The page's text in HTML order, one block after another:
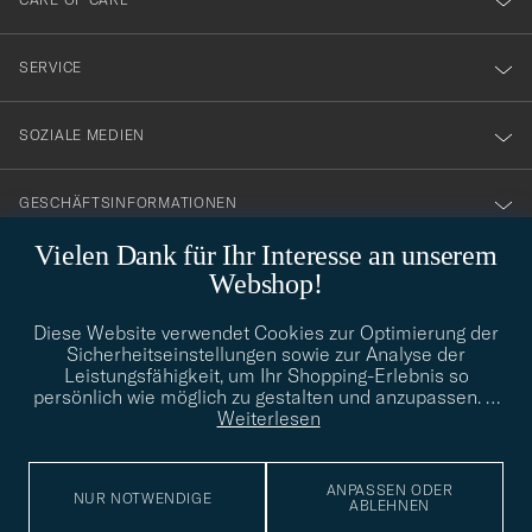
Vielen Dank für Ihr Interesse an unserem
Webshop!
Diese Website verwendet Cookies zur Optimierung der
Sicherheitseinstellungen sowie zur Analyse der
Leistungsfähigkeit, um Ihr Shopping-Erlebnis so
persönlich wie möglich zu gestalten und anzupassen. …
Weiterlesen
NUR NOTWENDIGE
ANPASSEN ODER
ABLEHNEN
vårt
nyhetsbrev!
SERVICE
SOZIALE MEDIEN
GESCHÄFTSINFORMATIONEN
info@careofcarl.de
Benötigen Sie Hilfe bei der Suche nach Ihrem persönlichen Stil?
Wenden Sie sich an uns, wir helfen Ihnen gerne weiter!